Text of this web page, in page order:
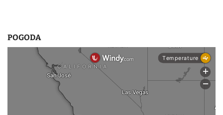
POGODA